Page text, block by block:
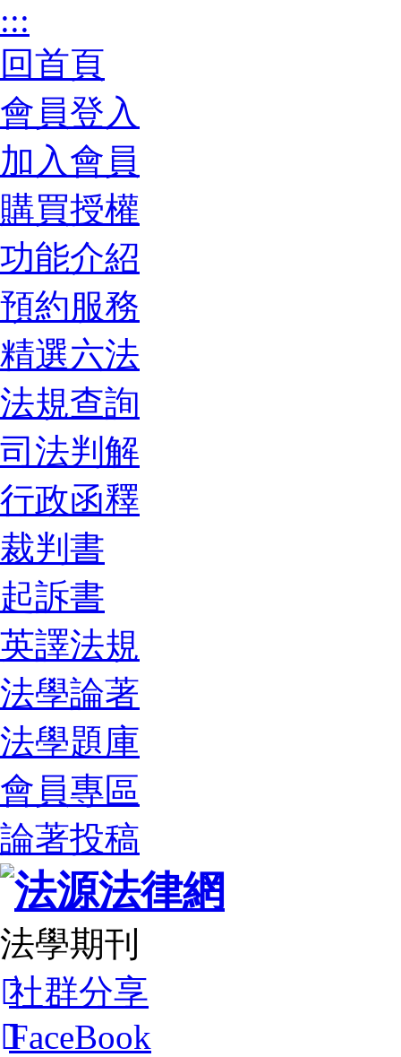
:::
回首頁
會員登入
加入會員
購買授權
功能介紹
預約服務
精選六法
法規查詢
司法判解
行政函釋
裁判書
起訴書
英譯法規
法學論著
法學題庫
會員專區
論著投稿
法學期刊
社群分享
FaceBook